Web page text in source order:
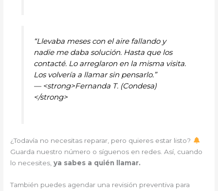
“Llevaba meses con el aire fallando y
nadie me daba solución. Hasta que los
contacté. Lo arreglaron en la misma visita.
Los volvería a llamar sin pensarlo.”
— <strong>Fernanda T. (Condesa)
</strong>
¿Todavía no necesitas reparar, pero quieres estar listo?
Guarda nuestro número o síguenos en redes. Así, cuando
lo necesites,ya sabes a quién llamar.
También puedes agendar una revisión preventiva para